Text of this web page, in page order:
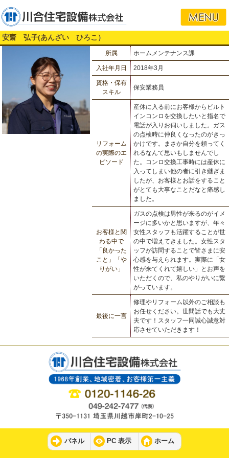
安齋 弘子(あんざい ひろこ）
所属 ホームメンテナンス課
入社年月日 2018年3月
資格・保有
スキル
保安業務員
リフォーム
の実際のエ
ピソード
産休に入る前にお客様からビルト
インコンロを交換したいと指名で
電話が入りお伺いしました。ガス
の点検時に仲良くなったのがきっ
かけです。まさか自分を頼ってく
れるなんて思いもしませんでし
た。コンロ交換工事時には産休に
入ってしまい他の者に引き継ぎま
したが、お客様とお話をすること
がとても大事なことだなと痛感し
ました。
お客様と関
わる中で
「良かった
こと」「や
りがい」
ガスの点検は男性が来るのがイメ
ージに多いかと思いますが、年々
女性スタッフも活躍することが世
の中で増えてきました。女性スタ
ッフが訪問することで皆さまに安
心感を与えられます。実際に「女
性が来てくれて嬉しい」とお声を
いただくので、私のやりがいに繋
がっています。
最後に一言
修理やリフォーム以外のご相談も
お任せください。世間話でも大丈
夫です！スタッフ一同誠心誠意対
応させていただきます！
パネル PC 表示 ホーム